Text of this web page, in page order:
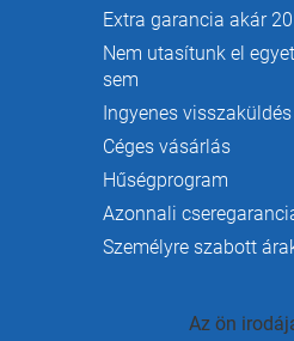
Extra garancia akár
Nem utasítunk el
sem
Ingyenes
Céges vásárlás
Hűségprogram
Azonnali
Személyre szabott
Az ön